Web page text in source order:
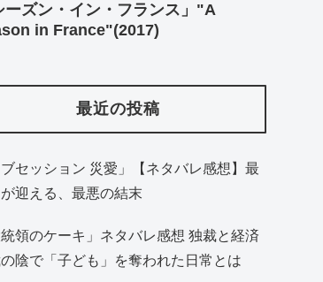
ーズン・イン・フランス」"A
in France"(2017)
最近の投稿
ブセッション 災愛」【ネタバレ感想】最
迎える、最悪の結末
統領のケーキ」ネタバレ感想 独裁と経済
陰で「子ども」を奪われた日常とは